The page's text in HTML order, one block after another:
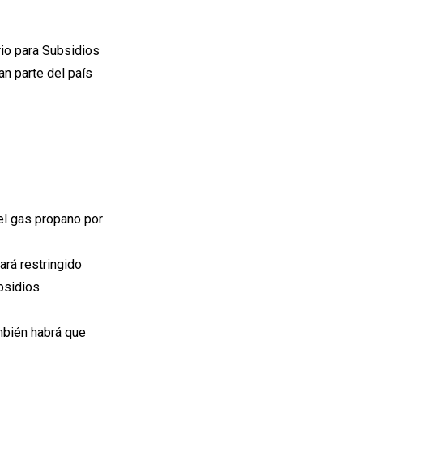
para Subsidios
parte del país
gas propano por
restringido
habrá que